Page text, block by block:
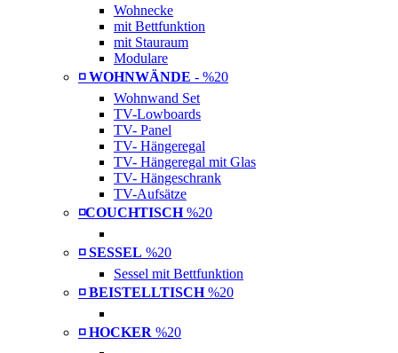
Wohnecke
mit Bettfunktion
mit Stauraum
Modulare
◽ WOHNWÄNDE - %20
Wohnwand Set
TV-Lowboards
TV- Panel
TV- Hängeregal
TV- Hängeregal mit Glas
TV- Hängeschrank
TV-Aufsätze
◽COUCHTISCH %20
◽ SESSEL %20
Sessel mit Bettfunktion
◽ BEISTELLTISCH %20
◽ HOCKER %20